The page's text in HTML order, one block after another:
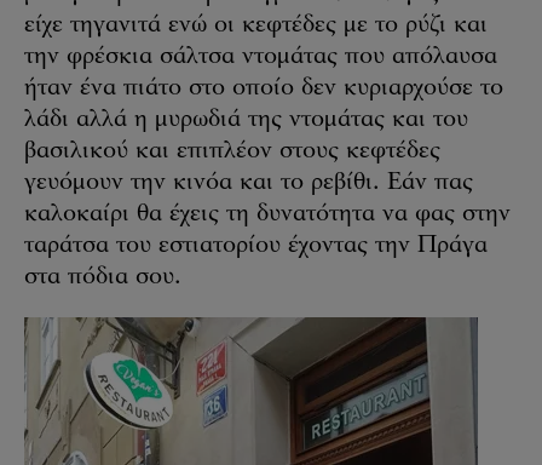
είχε τηγανιτά ενώ οι κεφτέδες με το ρύζι και
την φρέσκια σάλτσα ντομάτας που απόλαυσα
ήταν ένα πιάτο στο οποίο δεν κυριαρχούσε το
λάδι αλλά η μυρωδιά της ντομάτας και του
βασιλικού και επιπλέον στους κεφτέδες
γευόμουν την κινόα και το ρεβίθι. Εάν πας
καλοκαίρι θα έχεις τη δυνατότητα να φας στην
ταράτσα του εστιατορίου έχοντας την Πράγα
στα πόδια σου.